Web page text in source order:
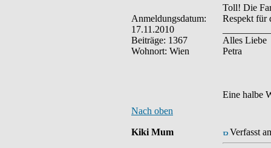
Anmeldungsdatum:
17.11.2010
Beiträge: 1367
Wohnort: Wien
Toll! Die
Respekt für
Alles Liebe
Petra
Eine halbe
Nach oben
Kiki Mum Verfasst